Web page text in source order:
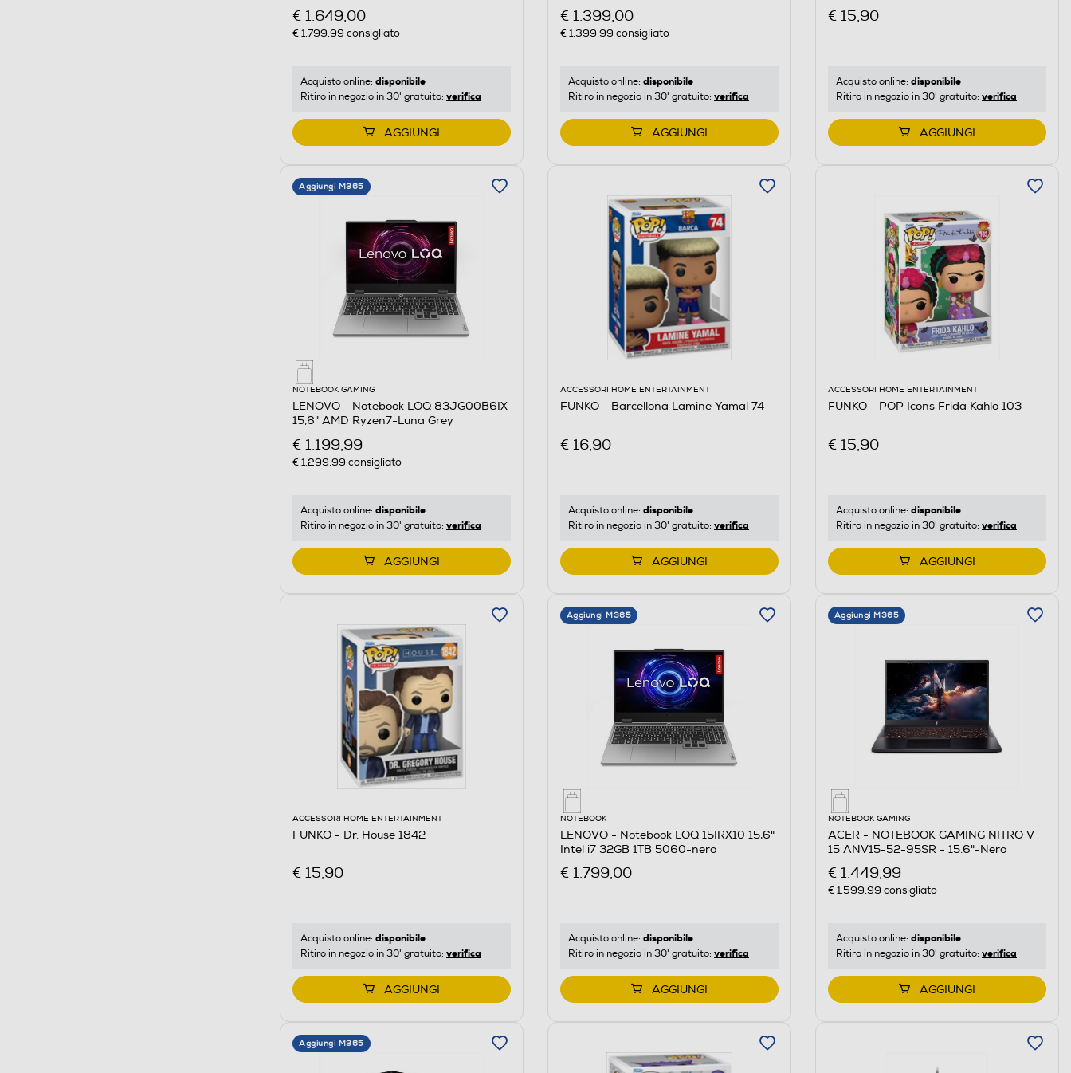
€ 1.649,00
€ 1.799,99 consigliato
Acquisto online: disponibile
Ritiro in negozio in 30' gratuito: verifica
AGGIUNGI
€ 1.399,00
€ 1.399,99 consigliato
Acquisto online: disponibile
Ritiro in negozio in 30' gratuito: verifica
AGGIUNGI
€ 15,90
Acquisto online: disponibile
Ritiro in negozio in 30' gratuito: verifica
AGGIUNGI
Aggiungi M365
NOTEBOOK GAMING
LENOVO - Notebook LOQ 83JG00B6IX
15,6" AMD Ryzen7-Luna Grey
€ 1.199,99
€ 1.299,99 consigliato
Acquisto online: disponibile
Ritiro in negozio in 30' gratuito: verifica
AGGIUNGI
ACCESSORI HOME ENTERTAINMENT
FUNKO - Barcellona Lamine Yamal 74
€ 16,90
Acquisto online: disponibile
Ritiro in negozio in 30' gratuito: verifica
AGGIUNGI
ACCESSORI HOME ENTERTAINMENT
FUNKO - POP Icons Frida Kahlo 103
€ 15,90
Acquisto online: disponibile
Ritiro in negozio in 30' gratuito: verifica
AGGIUNGI
ACCESSORI HOME ENTERTAINMENT
FUNKO - Dr. House 1842
€ 15,90
Acquisto online: disponibile
Ritiro in negozio in 30' gratuito: verifica
AGGIUNGI
Aggiungi M365
NOTEBOOK
LENOVO - Notebook LOQ 15IRX10 15,6"
Intel i7 32GB 1TB 5060-nero
€ 1.799,00
Acquisto online: disponibile
Ritiro in negozio in 30' gratuito: verifica
AGGIUNGI
Aggiungi M365
NOTEBOOK GAMING
ACER - NOTEBOOK GAMING NITRO V
15 ANV15-52-95SR - 15.6"-Nero
€ 1.449,99
€ 1.599,99 consigliato
Acquisto online: disponibile
Ritiro in negozio in 30' gratuito: verifica
AGGIUNGI
Aggiungi M365